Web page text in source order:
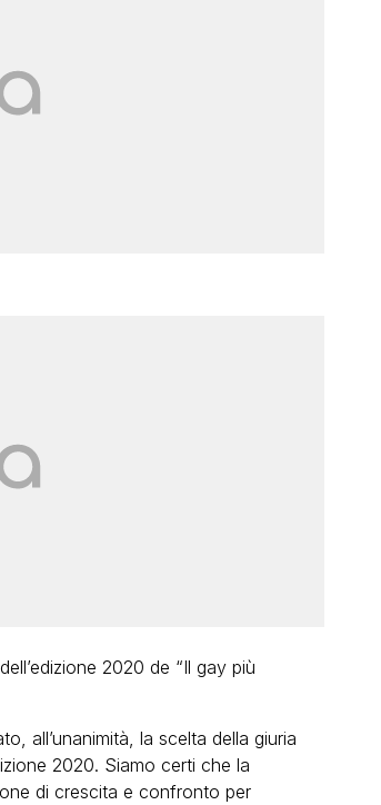
2020 de “Il gay più
all’unanimità, la scelta della giuria
2020. Siamo certi che la
di crescita e confronto per